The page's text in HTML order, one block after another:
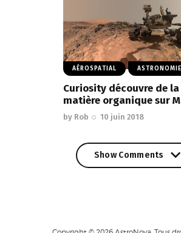
AÉROSPATIAL ASTRONOMIE
Curiosity découvre de la
matière organique sur
by Rob 10 juin 2018
Show Comments